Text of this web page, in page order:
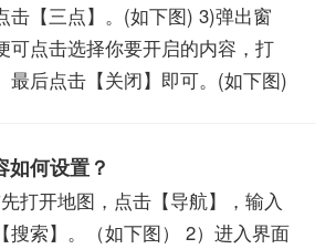
击【三点】。(如下图) 3)弹出窗
可点击选择你要开启的内容，打
最后点击【关闭】即可。(如下图)
如何设置？
打开地图，点击【导航】，输入
搜索】。（如下图） 2）进入界面